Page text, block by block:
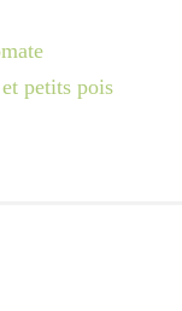
petits pois